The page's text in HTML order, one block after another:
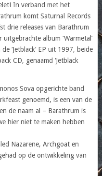
In verband met het
komt Saturnal Records
drie releases van Barathrum
album ‘Warmetal’
‘Jetblack’ EP uit 1997, beide
CD, genaamd ‘Jetblack
Sova opgerichte band
genoemd, is een van de
de naam al – Barathrum is
hier niet te maken hebben
Nazarene, Archgoat en
op de ontwikkeling van